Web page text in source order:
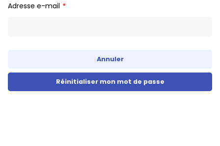
Adresse e-mail
Annuler
Réinitialiser mon mot de passe